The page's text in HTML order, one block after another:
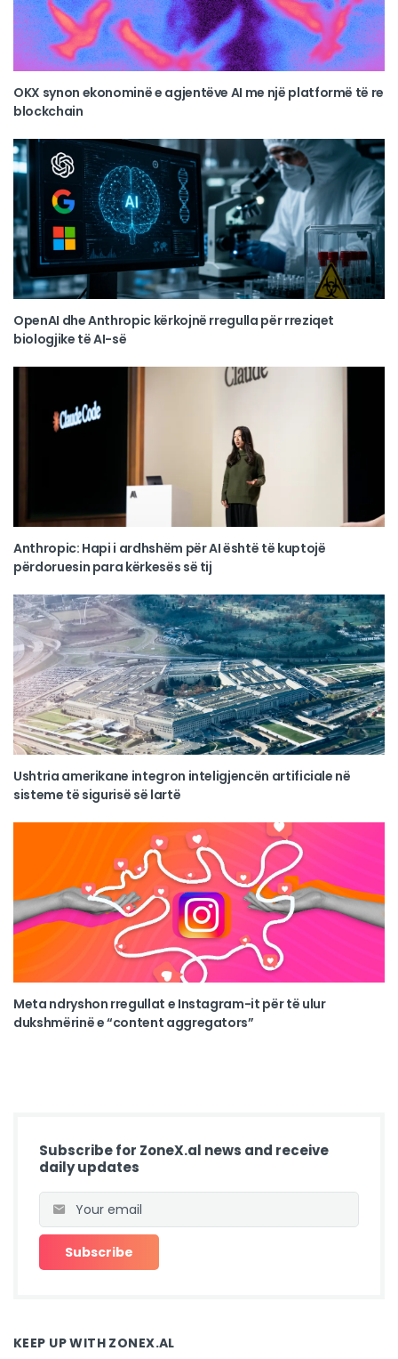
OKX synon ekonominë e agjentëve AI me një platformë të re
blockchain
OpenAI dhe Anthropic kërkojnë rregulla për rreziqet
biologjike të AI-së
Anthropic: Hapi i ardhshëm për AI është të kuptojë
përdoruesin para kërkesës së tij
Ushtria amerikane integron inteligjencën artificiale në
sisteme të sigurisë së lartë
Meta ndryshon rregullat e Instagram-it për të ulur
dukshmërinë e “content aggregators”
Subscribe for ZoneX.al news and receive
daily updates
KEEP UP WITH ZONEX.AL